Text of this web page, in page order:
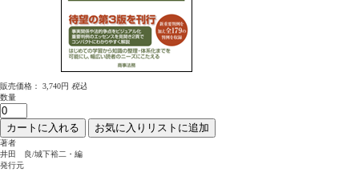
販売価格： 3,740円 税込
数量
カートに入れる お気に入りリストに追加
著者
井田 良/城下裕二・編
発行元